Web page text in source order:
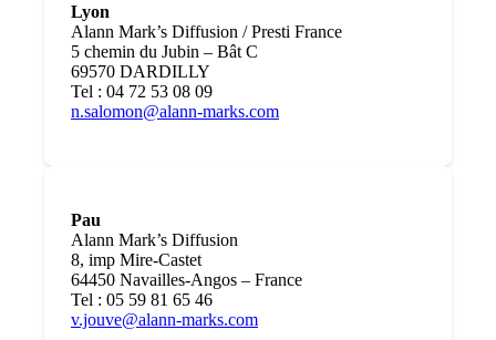
Lyon
Alann Mark’s Diffusion / Presti France
5 chemin du Jubin – Bât C
69570 DARDILLY
Tel : 04 72 53 08 09
n.salomon@alann-marks.com
Pau
Alann Mark’s Diffusion
8, imp Mire-Castet
64450 Navailles-Angos – France
Tel : 05 59 81 65 46
v.jouve@alann-marks.com